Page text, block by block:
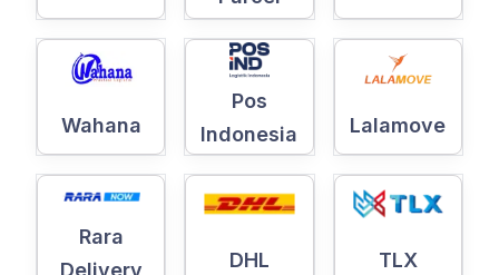
Wahana
Pos
Indonesia
Lalamove
Rara
DHL TLX